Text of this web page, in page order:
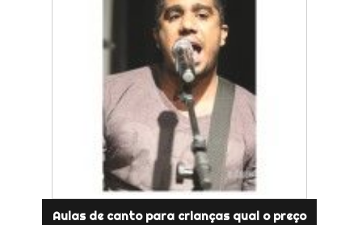
Aulas de canto para crianças qual o preço